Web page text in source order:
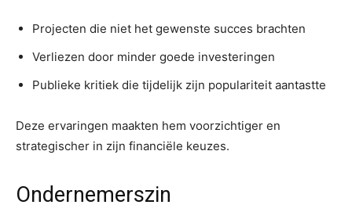
Projecten die niet het gewenste succes brachten
Verliezen door minder goede investeringen
Publieke kritiek die tijdelijk zijn populariteit aantastte
Deze ervaringen maakten hem voorzichtiger en
strategischer in zijn financiële keuzes.
Ondernemerszin